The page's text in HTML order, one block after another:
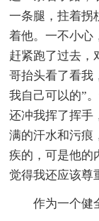
一条腿，拄着拐
着他。一不小心
赶紧跑了过去，
哥抬头看了看我
我自己可以的”
还冲我挥了挥手
满的汗水和污痕
疾的，可是他的
觉得我还应该尊
作为一个健